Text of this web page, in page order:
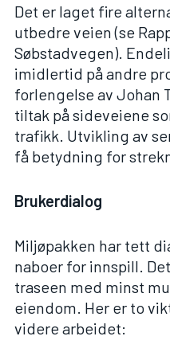
Det er laget fire
utbedre veien (se
Søbstadvegen).
imidlertid på andre
forlengelse av Johan
tiltak på sideveiene
trafikk. Utvikling av
få betydning for
Brukerdialog
Miljøpakken har tett
naboer for innspill.
traseen med minst
eiendom. Her er to
videre arbeidet: